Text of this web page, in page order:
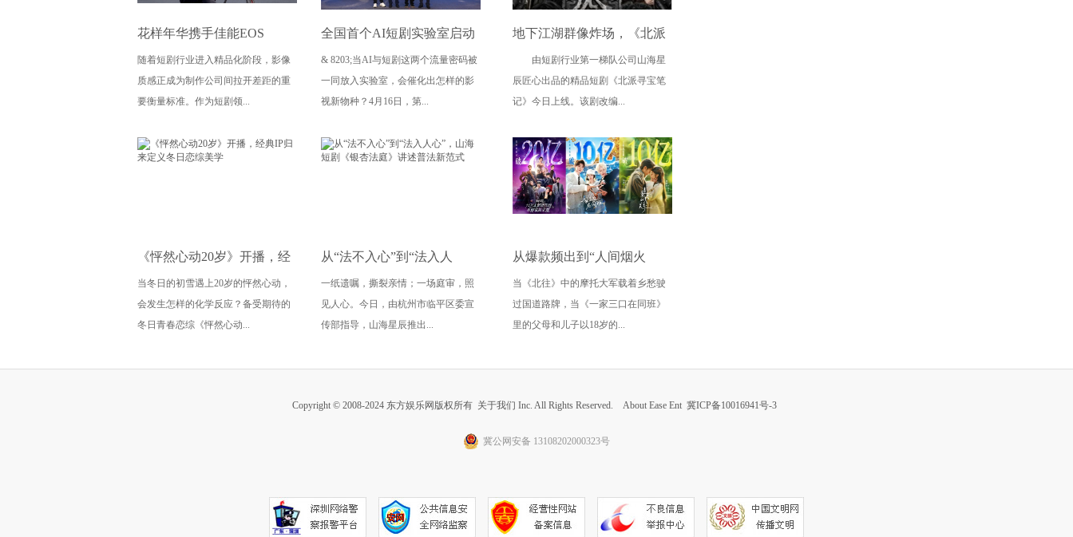
花样年华携手佳能EOS
C50，质效双优赋能《神探
吴南2：世纪悬案》短剧精品
随着短剧行业进入精品化阶段，影像
质感正成为制作公司间拉开差距的重
要衡量标准。作为短剧领...
全国首个AI短剧实验室启动
成都文旅集团全面抢滩数字
文创新高地
& 8203;当AI与短剧这两个流量密码被
一同放入实验室，会催化出怎样的影
视新物种？4月16日，第...
地下江湖群像炸场，《北派
寻宝笔记》今日上线！
由短剧行业第一梯队公司山海星
辰匠心出品的精品短剧《北派寻宝笔
记》今日上线。该剧改编...
《怦然心动20岁》开播，经
典IP归来定义冬日恋综美学
当冬日的初雪遇上20岁的怦然心动，
会发生怎样的化学反应？备受期待的
冬日青春恋综《怦然心动...
从“法不入心”到“法入人
心”，山海短剧《银杏法庭》
讲述普法新范式
一纸遗嘱，撕裂亲情；一场庭审，照
见人心。今日，由杭州市临平区委宣
传部指导，山海星辰推出...
从爆款频出到“人间烟火
味”，2026短剧春节档赢在
哪？
当《北往》中的摩托大军载着乡愁驶
过国道路牌，当《一家三口在同班》
里的父母和儿子以18岁的...
Copyright © 2008-2024 东方娱乐网版权所有 关于我们 Inc. All Rights Reserved. About Ease Ent 冀ICP备10016941号-3
冀公网安备 13108202000323号